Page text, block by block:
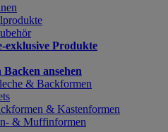
exklusive Produkte
Backen ansehen
& Backformen
& Kastenformen
& Muffinformen